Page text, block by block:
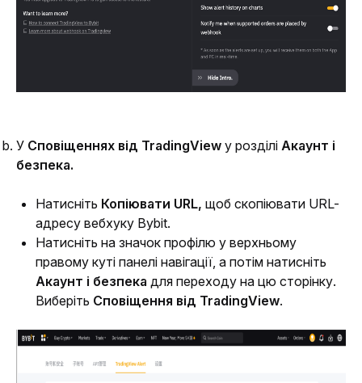
У Сповіщеннях від TradingView у розділі Акаунт і
безпека.
Натисніть Копіювати URL, щоб скопіювати URL-
адресу вебхуку Bybit.
Натисніть на значок профілю у верхньому
Акаунт і безпека для переходу на цю сторінку.
Виберіть Сповіщення від TradingView.